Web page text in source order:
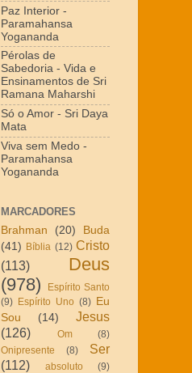
Paz Interior -
Paramahansa
Yogananda
Pérolas de
Sabedoria - Vida e
Ensinamentos de Sri
Ramana Maharshi
Só o Amor - Sri Daya
Mata
Viva sem Medo -
Paramahansa
Yogananda
MARCADORES
Brahman
(20)
Buda
(41) Bíblia (12) Cristo
(113)
Deus
(978)
Espírito Santo
(9) Espírito Uno (8) Eu
Sou
(14)
Jesus
(126)
Om
(8)
Onipresente
(8)
Ser
(112)
absoluto (9)